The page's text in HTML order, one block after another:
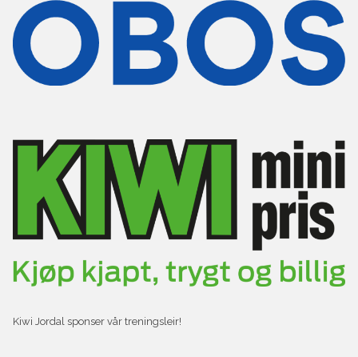
Kiwi Jordal sponser vår treningsleir!